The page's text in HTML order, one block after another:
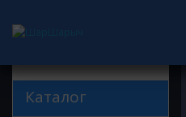
Каталог